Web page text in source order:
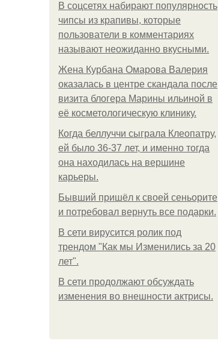
В соцсетях набирают популярность
чипсы из крапивы, которые
пользователи в комментариях
называют неожиданно вкусными.
Жена Курбана Омарова Валерия
оказалась в центре скандала после
визита блогера Марины ильиной в
её косметологическую клинику.
Когда беллуччи сыграла Клеопатру,
ей было 36-37 лет, и именно тогда
она находилась на вершине
карьеры.
Бывший пришёл к своей сеньорите
и потребовал вернуть все подарки.
В сети вирусится ролик под
трендом "Как мы Изменились за 20
лет".
В сети продолжают обсуждать
изменения во внешности актрисы.